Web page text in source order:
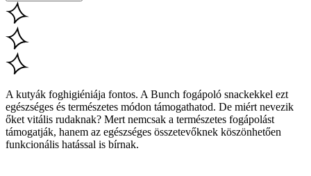
A kutyák foghigiéniája fontos. A Bunch fogápoló snackekkel ezt
egészséges és természetes módon támogathatod. De miért nevezik
őket vitális rudaknak? Mert nemcsak a természetes fogápolást
támogatják, hanem az egészséges összetevőknek köszönhetően
funkcionális hatással is bírnak.